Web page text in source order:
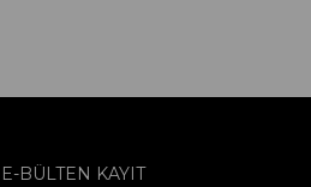
E-BÜLTEN KAYIT